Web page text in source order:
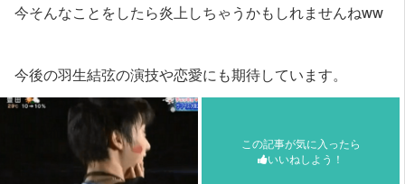
今そんなことをしたら炎上しちゃうかもしれませんねww
今後の羽生結弦の演技や恋愛にも期待しています。
この記事が気に入ったら
いいねしよう！